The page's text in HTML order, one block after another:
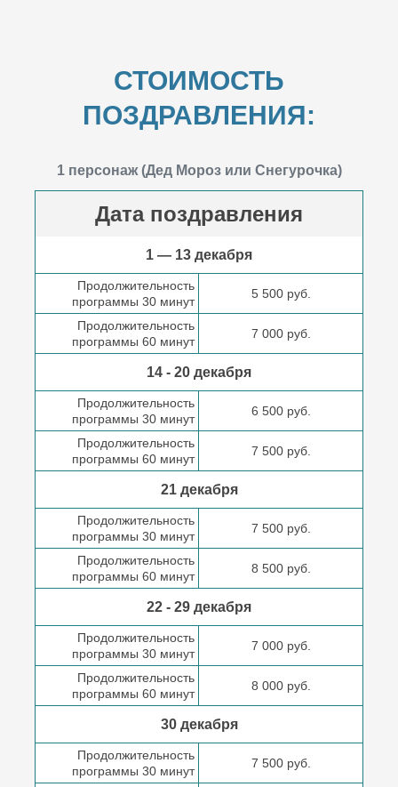
СТОИМОСТЬ
ПОЗДРАВЛЕНИЯ:
1 персонаж (Дед Мороз или Снегурочка)
Дата поздравления
1 — 13 декабря
Продолжительность
программы 30 минут
5 500 руб.
Продолжительность
программы 60 минут
7 000 руб.
14 - 20 декабря
Продолжительность
программы 30 минут
6 500 руб.
Продолжительность
программы 60 минут
7 500 руб.
21 декабря
Продолжительность
программы 30 минут
7 500 руб.
Продолжительность
программы 60 минут
8 500 руб.
22 - 29 декабря
Продолжительность
программы 30 минут
7 000 руб.
Продолжительность
программы 60 минут
8 000 руб.
30 декабря
Продолжительность
программы 30 минут
7 500 руб.